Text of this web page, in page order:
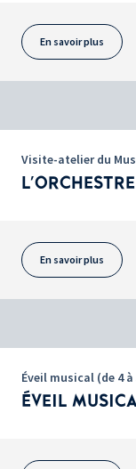
En savoir plus
Visite-atelier du
En savoir plus
Éveil musical (de 4 à
ÉVEIL